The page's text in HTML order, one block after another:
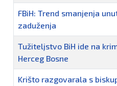
FBiH: Trend smanjenja
zaduženja
Tužiteljstvo BiH ide na
Herceg Bosne
Krišto razgovarala s